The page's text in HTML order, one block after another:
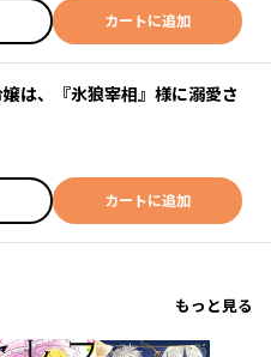
カートに追加
は、『氷狼宰相』様に溺愛さ
カートに追加
もっと見る